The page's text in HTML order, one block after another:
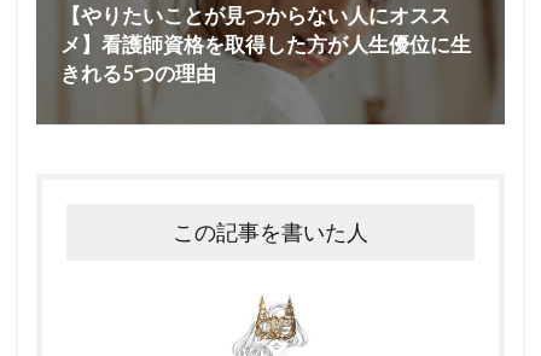
【やりたいことが見つからない人にオスス
メ】看護師資格を取得した方が人生優位に生
きれる5つの理由
この記事を書いた人